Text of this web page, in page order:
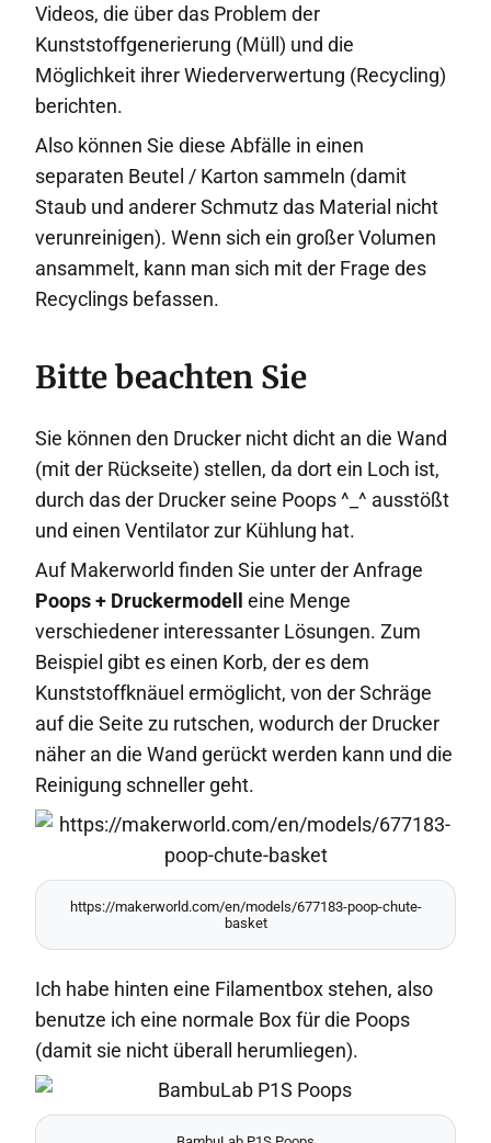
Videos, die über das Problem der
Kunststoffgenerierung (Müll) und die
Möglichkeit ihrer Wiederverwertung (Recycling)
berichten.
Also können Sie diese Abfälle in einen
separaten Beutel / Karton sammeln (damit
Staub und anderer Schmutz das Material nicht
verunreinigen). Wenn sich ein großer Volumen
ansammelt, kann man sich mit der Frage des
Recyclings befassen.
Bitte beachten Sie
Sie können den Drucker nicht dicht an die Wand
(mit der Rückseite) stellen, da dort ein Loch ist,
durch das der Drucker seine Poops ^_^ ausstößt
und einen Ventilator zur Kühlung hat.
Auf Makerworld finden Sie unter der Anfrage
Poops + Druckermodell
eine Menge
verschiedener interessanter Lösungen. Zum
Beispiel gibt es einen Korb, der es dem
Kunststoffknäuel ermöglicht, von der Schräge
auf die Seite zu rutschen, wodurch der Drucker
näher an die Wand gerückt werden kann und die
Reinigung schneller geht.
https://makerworld.com/en/models/677183-poop-chute-
basket
Ich habe hinten eine Filamentbox stehen, also
benutze ich eine normale Box für die Poops
(damit sie nicht überall herumliegen).